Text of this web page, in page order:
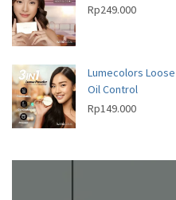
Rp249.000
Lumecolors
Oil Control
Rp149.000